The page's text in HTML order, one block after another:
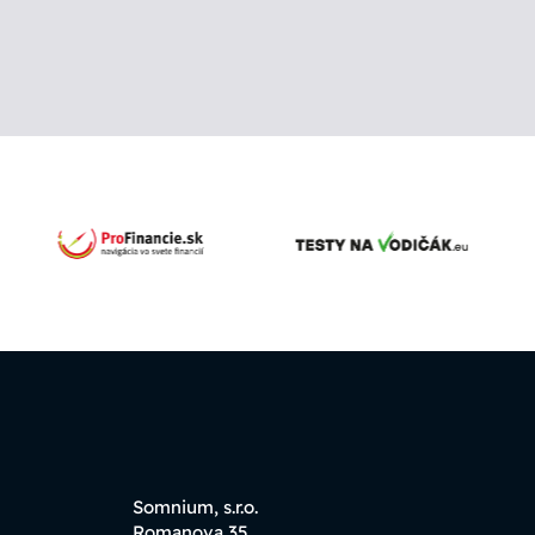
Somnium, s.r.o.